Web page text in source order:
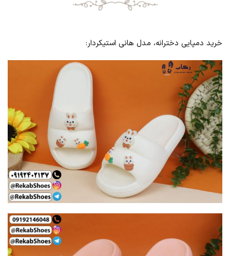
خرید دمپایی دخترانه، مدل هانی استیکردار: